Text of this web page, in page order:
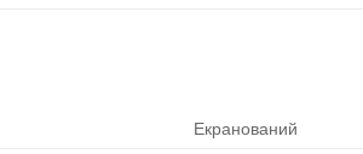
Екранований